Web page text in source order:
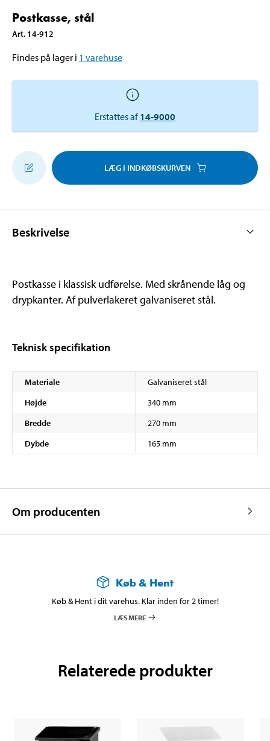
Postkasse, stål
Art. 14-912
Findes på lager i 1 varehuse
Erstattes af 14-9000
LÆG I INDKØBSKURVEN
Beskrivelse
Postkasse i klassisk udførelse. Med skrånende låg og
drypkanter. Af pulverlakeret galvaniseret stål.
Teknisk specifikation
Materiale
Galvaniseret stål
Højde
340 mm
Bredde
270 mm
Dybde
165 mm
Om producenten
Køb & Hent
Køb & Hent i dit varehus. Klar inden for 2 timer!
LÆS MERE
Relaterede produkter